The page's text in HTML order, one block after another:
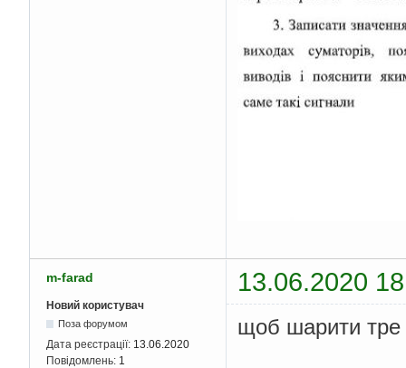
m-farad 13.06.2020
Новий користувач
Поза форумом
Дата реєстрації: 13.06.2020
Повідомлень: 1
щоб шарити тре